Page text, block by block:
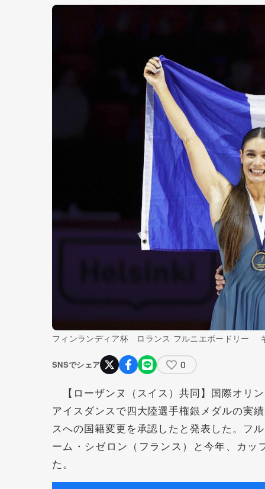
フィンランディア杯 ロランス フルニエボードリー
SNSでシェア 0
【ローザンヌ（スイス）共同】国際オリ
アイスダンスで四大陸選手権銀メダルの実
スへの国籍変更を承認したと発表した。フ
ーム・シゼロン（フランス）と今年、カ
た。